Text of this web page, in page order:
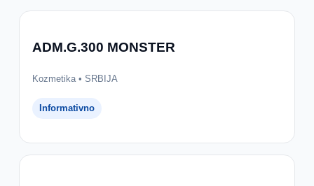
ADM.G.300 MONSTER
Kozmetika • SRBIJA
Informativno